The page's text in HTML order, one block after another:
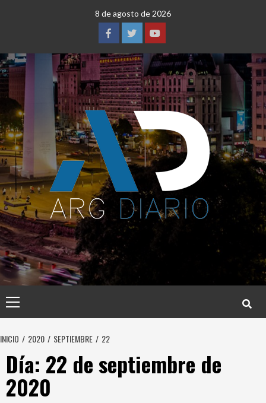
8 de agosto de 2026
Facebook
TwitterYouTube
principal
INICIO 2020 SEPTIEMBRE 22
Día: 22 de septiembre de
2020